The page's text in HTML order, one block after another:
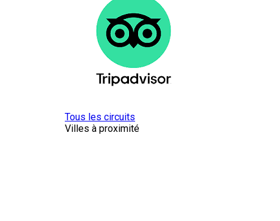
Tous les circuits
Villes à proximité